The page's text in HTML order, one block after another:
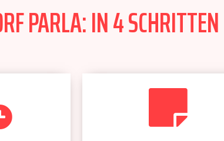
PARLA: IN 4